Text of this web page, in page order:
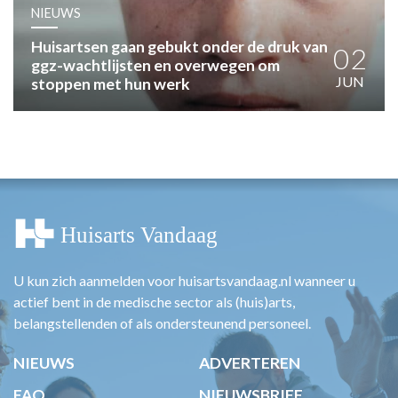
PRAKTIJKZAKEN
TARIEVEN
VPHUISARTSEN
MEDISCHE VAKHANDEL
NIEUWS
Huisartsen gaan gebukt onder de druk van
ggz-wachtlijsten en overwegen om
stoppen met hun werk
02
JUN
U kun zich aanmelden voor huisartsvandaag.nl wanneer u
actief bent in de medische sector als (huis)arts,
belangstellenden of als ondersteunend personeel.
NIEUWS
ADVERTEREN